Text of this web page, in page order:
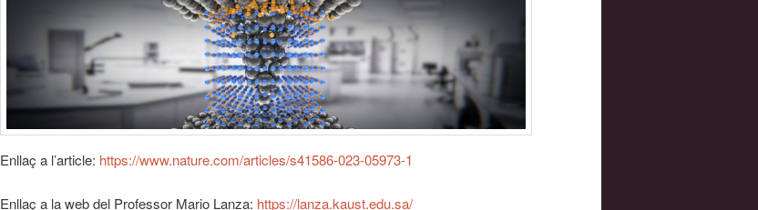
Enllaç a l’article: https://www.nature.com/articles/s41586-023-05973-1
Enllaç a la web del Professor Mario Lanza: https://lanza.kaust.edu.sa/